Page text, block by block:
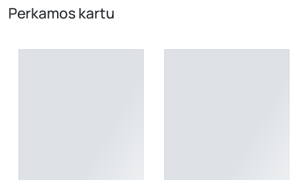
Perkamos kartu